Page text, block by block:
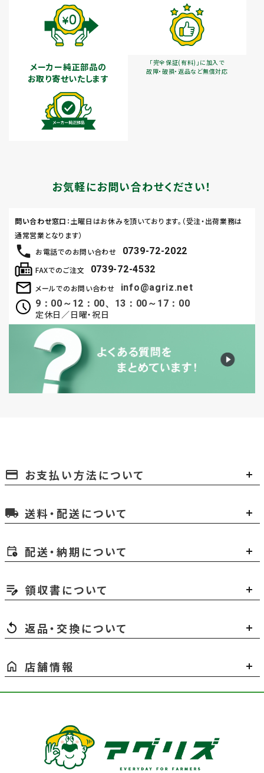
「完全保証(有料)」に加入で
故障・破損・返品など無償対応
メーカー純正部品の
お取り寄せいたします
お気軽にお問い合わせください！
お電話でのお問い合わせ 0739-72-2022
メールでのお問い合わせ
info@agriz.net
9：00～12：00、13：00～17：00
定休日／日曜・祝日
FAXでのご注文 0739-72-4532
問い合わせ窓口 ：土曜日はお休みを頂いております。（受注・出荷業務は
通常営業となります）
payment お支払い方法について
local_shipping 送料・配送について
配送・納期について
領収書について
返品・交換について
店舗情報